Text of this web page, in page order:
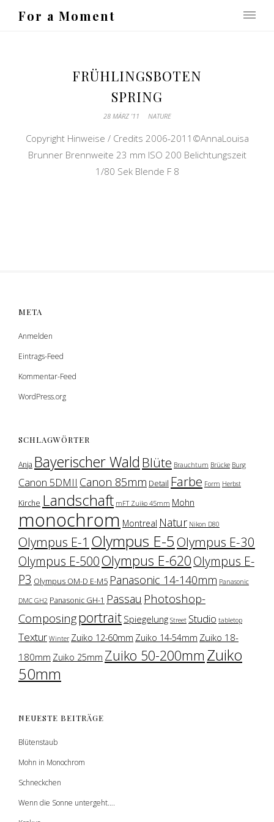
For a Moment
FRÜHLINGSBOTEN
SPRING
28 MÄRZ ’11 NATURE
Copyright Hinweise / Credits 2006-2011©AnnaLouisa
Brunner Brennweite 23 mm ISO 200 Belichtungszeit
1/80 Sek Blende F 8
META
Anmelden
Eintrags-Feed
Kommentar-Feed
WordPress.org
SCHLAGWÖRTER
Anja Bayerischer Wald Blüte Brauchtum Brücke Burg
Canon 5DMII Canon 85mm Detail Farbe Form Herbst
Kirche Landschaft mFT Zuiko 45mm Mohn
monochrom Montreal Natur Nikon D80
Olympus E-1 Olympus E-5 Olympus E-30
Olympus E-500Olympus E-620Olympus E-
P3 Olympus OM-D E-M5 Panasonic 14-140mm Panasonic
DMC GH2 Panasonic GH-1 Passau Photoshop-
Composingportrait Spiegelung Street Studio tabletop
Textur Winter Zuiko 12-60mm Zuiko 14-54mm Zuiko 18-
180mm Zuiko 25mm Zuiko 50-200mm Zuiko
50mm
NEUESTE BEITRÄGE
Blütenstaub
Mohn in Monochrom
Schneckchen
Wenn die Sonne untergeht….